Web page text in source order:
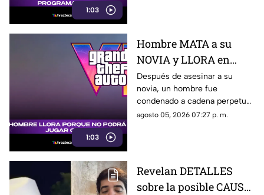
1:03
1:03
Hombre MATA a su
NOVIA y LLORA en
prisión por no poder
jugar GTA; así fue
captado (+VIDEO)
Después de asesinar a su
novia, un hombre fue
condenado a cadena perpetua
y lloró, aunque no por lo
agosto 05, 2026 07:27 p. m.
Revelan DETALLES
sobre la posible CAUSA